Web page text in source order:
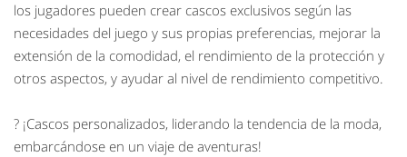
los jugadores pueden crear cascos exclusivos según las
necesidades del juego y sus propias preferencias, mejorar la
extensión de la comodidad, el rendimiento de la protección y
otros aspectos, y ayudar al nivel de rendimiento competitivo.
? ¡Cascos personalizados, liderando la tendencia de la moda,
embarcándose en un viaje de aventuras!